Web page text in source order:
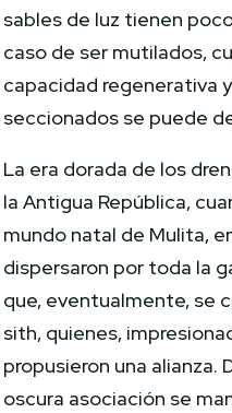
sables de luz tienen
caso de ser mutilados,
capacidad regenerativa
seccionados se puede
La era dorada de los
la Antigua República,
mundo natal de Mulita,
dispersaron por toda la
que, eventualmente, se
sith, quienes,
propusieron una
oscura asociación se